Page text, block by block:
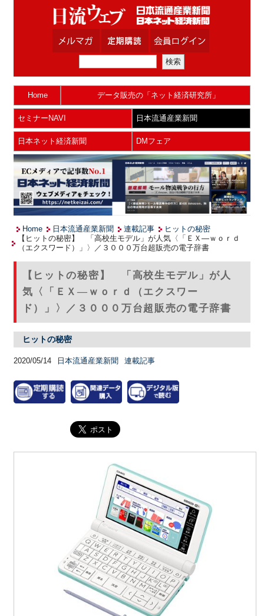
Home データ販売の「ネット経済研究所」
セミナーNAVI 日本流通産業新聞
日本ネット経済新聞 DMフェア
Home 日本流通産業新聞 連載記事
ヒットの秘密
【ヒットの秘密】 「高校生モデル」が人気〈「ＥＸ―ｗｏｒｄ
（エクスワード）」〉／３０００万台超販売の電子辞書
【ヒットの秘密】 「高校生モデル」が人
気〈「ＥＸ―ｗｏｒｄ（エクスワー
ド）」〉／３０００万台超販売の電子辞書
ヒットの秘密
2020/05/14 日本流通産業新聞 連載記事